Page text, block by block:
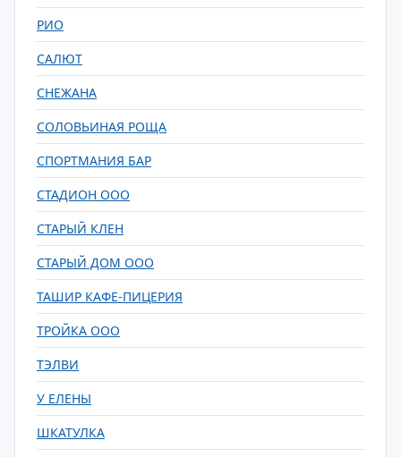
РИО
САЛЮТ
СНЕЖАНА
СОЛОВЬИНАЯ РОЩА
СПОРТМАНИЯ БАР
СТАДИОН ООО
СТАРЫЙ КЛЕН
СТАРЫЙ ДОМ ООО
ТАШИР КАФЕ-ПИЦЕРИЯ
ТРОЙКА ООО
ТЭЛВИ
У ЕЛЕНЫ
ШКАТУЛКА